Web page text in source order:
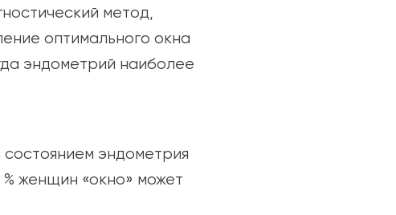
метод,
оптимального окна
эндометрий наиболее
эндометрия
женщин «окно» может